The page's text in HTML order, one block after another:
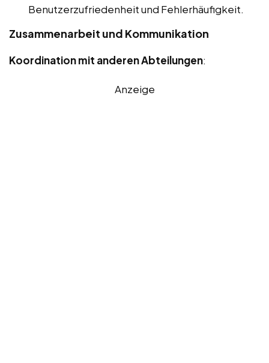
Benutzerzufriedenheit und Fehlerhäufigkeit.
Zusammenarbeit und Kommunikation
Koordination mit anderen Abteilungen:
Anzeige